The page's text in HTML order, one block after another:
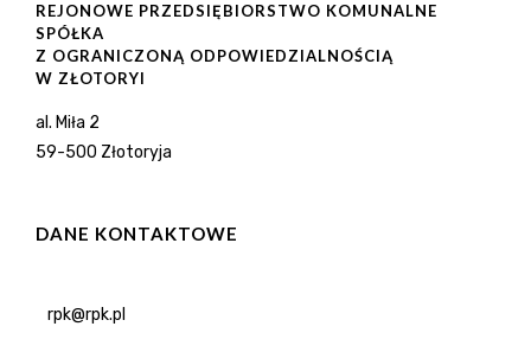
REJONOWE PRZEDSIĘBIORSTWO KOMUNALNE
SPÓŁKA
Z OGRANICZONĄ ODPOWIEDZIALNOŚCIĄ
W ZŁOTORYI
al. Miła 2
59-500 Złotoryja
DANE KONTAKTOWE
rpk@rpk.pl